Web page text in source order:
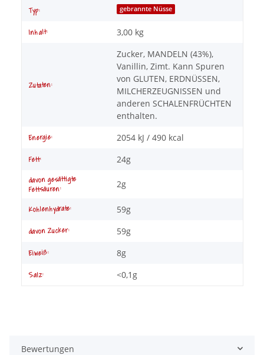
Typ: gebrannte Nüsse
Inhalt: 3,00 kg
Zutaten:
Zucker, MANDELN (43%),
Vanillin, Zimt. Kann Spuren
von GLUTEN, ERDNÜSSEN,
MILCHERZEUGNISSEN und
anderen SCHALENFRÜCHTEN
enthalten.
Energie: 2054 kJ / 490 kcal
Fett: 24g
davon gesättigte
Fettsäuren:
2g
Kohlenhydrate: 59g
davon Zucker: 59g
Eiweiß: 8g
Salz: <0,1g
Bewertungen